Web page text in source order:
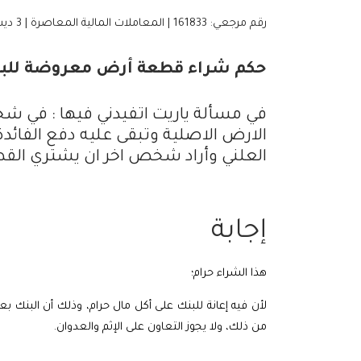
رقم مرجعي: 161833 | المعاملات المالية المعاصرة | 3 ديسمبر، 2025
حكم شراء قطعة أرض معروضة
في مسألة ياريت اتفيدني فيها :
الارض الاصلية وتبقى عليه دفع
العلني وأراد شخص اخر ان يشتري
إجابة
هذا الشراء حرام؛
لأن فيه إعانة للبنك على أكل مال حرام، وذلك أن البنك
من ذلك، ولا يجوز التعاون على الإثم والعدوان.